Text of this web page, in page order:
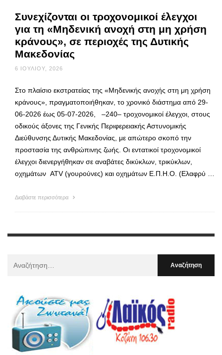
Συνεχίζονται οι τροχονομικοί έλεγχοι
για τη «Μηδενική ανοχή στη μη χρήση
κράνους», σε περιοχές της Δυτικής
Μακεδονίας
6 ΙΟΥΛΊΟΥ, 2026
Στο πλαίσιο εκστρατείας της «Μηδενικής ανοχής στη μη χρήση
κράνους», πραγματοποιήθηκαν, το χρονικό διάστημα από 29-
06-2026 έως 05-07-2026, –240– τροχονομικοί έλεγχοι, στους
οδικούς άξονες της Γενικής Περιφερειακής Αστυνομικής
Διεύθυνσης Δυτικής Μακεδονίας, με απώτερο σκοπό την
προστασία της ανθρώπινης ζωής. Οι εντατικοί τροχονομικοί
έλεγχοι διενεργήθηκαν σε αναβάτες δικύκλων, τρικύκλων,
οχημάτων ATV (γουρούνες) και οχημάτων Ε.Π.Η.Ο. (Ελαφρύ …
Διαβάστε περισσότερα